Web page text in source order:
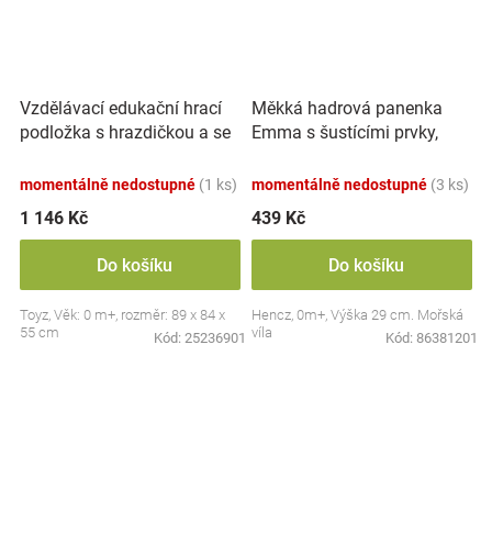
Vzdělávací edukační hrací
podložka s hrazdičkou a se
momentálně nedostupné (1 ks)
1 146 Kč
Do košíku
Toyz, Věk: 0 m+, rozměr: 89 x 84 x
55 cm
Kód: 25236901
Měkká hadrová panenka
Emma s šustícími prvky,
momentálně nedostupné (3 ks)
439 Kč
Do košíku
Hencz, 0m+, Výška 29 cm. Mořská
víla
Kód: 86381201